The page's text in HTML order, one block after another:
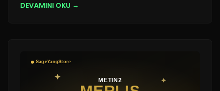
DEVAMINI OKU →